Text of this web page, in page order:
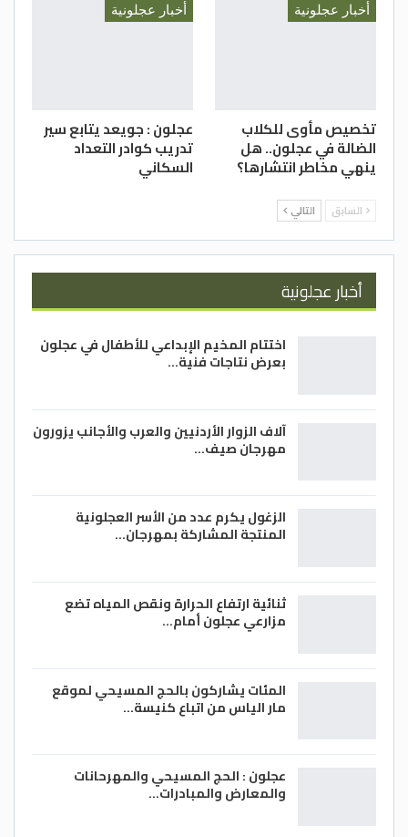
أخبار عجلونية
تخصيص مأوى للكلاب
الضالة في عجلون.. هل
ينهي مخاطر انتشارها؟
أخبار عجلونية
عجلون : جويعد يتابع سير
تدريب كوادر التعداد
السكاني
السابق التالي
أخبار عجلونية
اختتام المخيم الإبداعي للأطفال في عجلون
بعرض نتاجات فنية…
آلاف الزوار الأردنيين والعرب والأجانب يزورون
مهرجان صيف…
الزغول يكرم عدد من الأسر العجلونية
المنتجة المشاركة بمهرجان…
ثنائية ارتفاع الحرارة ونقص المياه تضع
مزارعي عجلون أمام…
المئات يشاركون بالحج المسيحي لموقع
مار الياس من اتباع كنيسة…
عجلون : الحج المسيحي والمهرحانات
والمعارض والمبادرات…